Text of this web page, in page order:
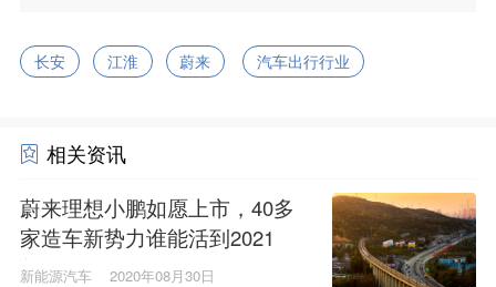
长安 江淮 蔚来 汽车出行行业
相关资讯
蔚来理想小鹏如愿上市，40多
家造车新势力谁能活到2021
年？
新能源汽车 2020年08月30日